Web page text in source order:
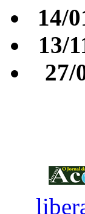
14/
13/
27/